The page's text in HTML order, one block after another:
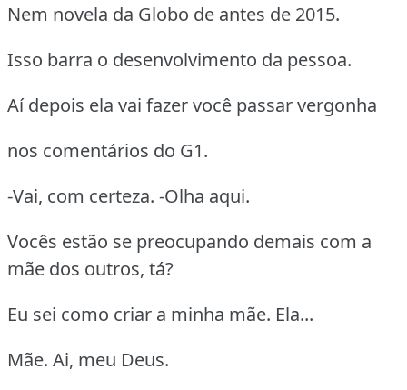
Nem novela da Globo de antes de 2015.
Isso barra o desenvolvimento da pessoa.
Aí depois ela vai fazer você passar vergonha
nos comentários do G1.
-Vai, com certeza. -Olha aqui.
Vocês estão se preocupando demais com a
mãe dos outros, tá?
Eu sei como criar a minha mãe. Ela...
Mãe. Ai, meu Deus.